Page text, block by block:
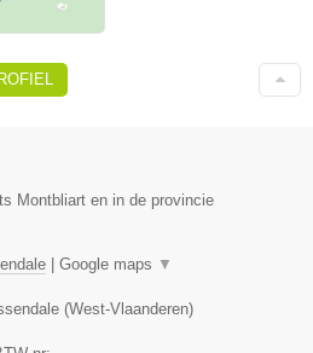
Montbliart en in de provincie
| Google maps ▼
(West-Vlaanderen)